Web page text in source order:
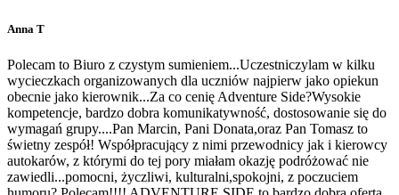
Anna T
Polecam to Biuro z czystym sumieniem...Uczestniczylam w kilku
wycieczkach organizowanych dla uczniów najpierw jako opiekun
obecnie jako kierownik...Za co cenię Adventure Side?Wysokie
kompetencje, bardzo dobra komunikatywność, dostosowanie się do
wymagań grupy....Pan Marcin, Pani Donata,oraz Pan Tomasz to
świetny zespół! Współpracujący z nimi przewodnicy jak i kierowcy
autokarów, z którymi do tej pory miałam okazję podróżować nie
zawiedli...pomocni, życzliwi, kulturalni,spokojni, z poczuciem